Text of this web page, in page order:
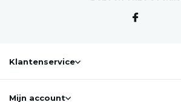
Klantenservice
Mijn account